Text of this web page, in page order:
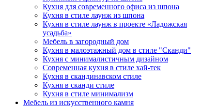
Кухня для современного офиса из шпона
Кухня в стиле лаунж из шпона
Кухня в стиле лаунж в проекте «Ладожская
усадьба»
Мебель в загородный дом
Кухня в малоэтажный дом в стиле "Сканди"
Кухня с минималистичным дизайном
Современная кухня в стиле хай-тек
Кухня в скандинавском стиле
Кухня в сканди стиле
Кухня в стиле минимализм
Мебель из искусственного камня